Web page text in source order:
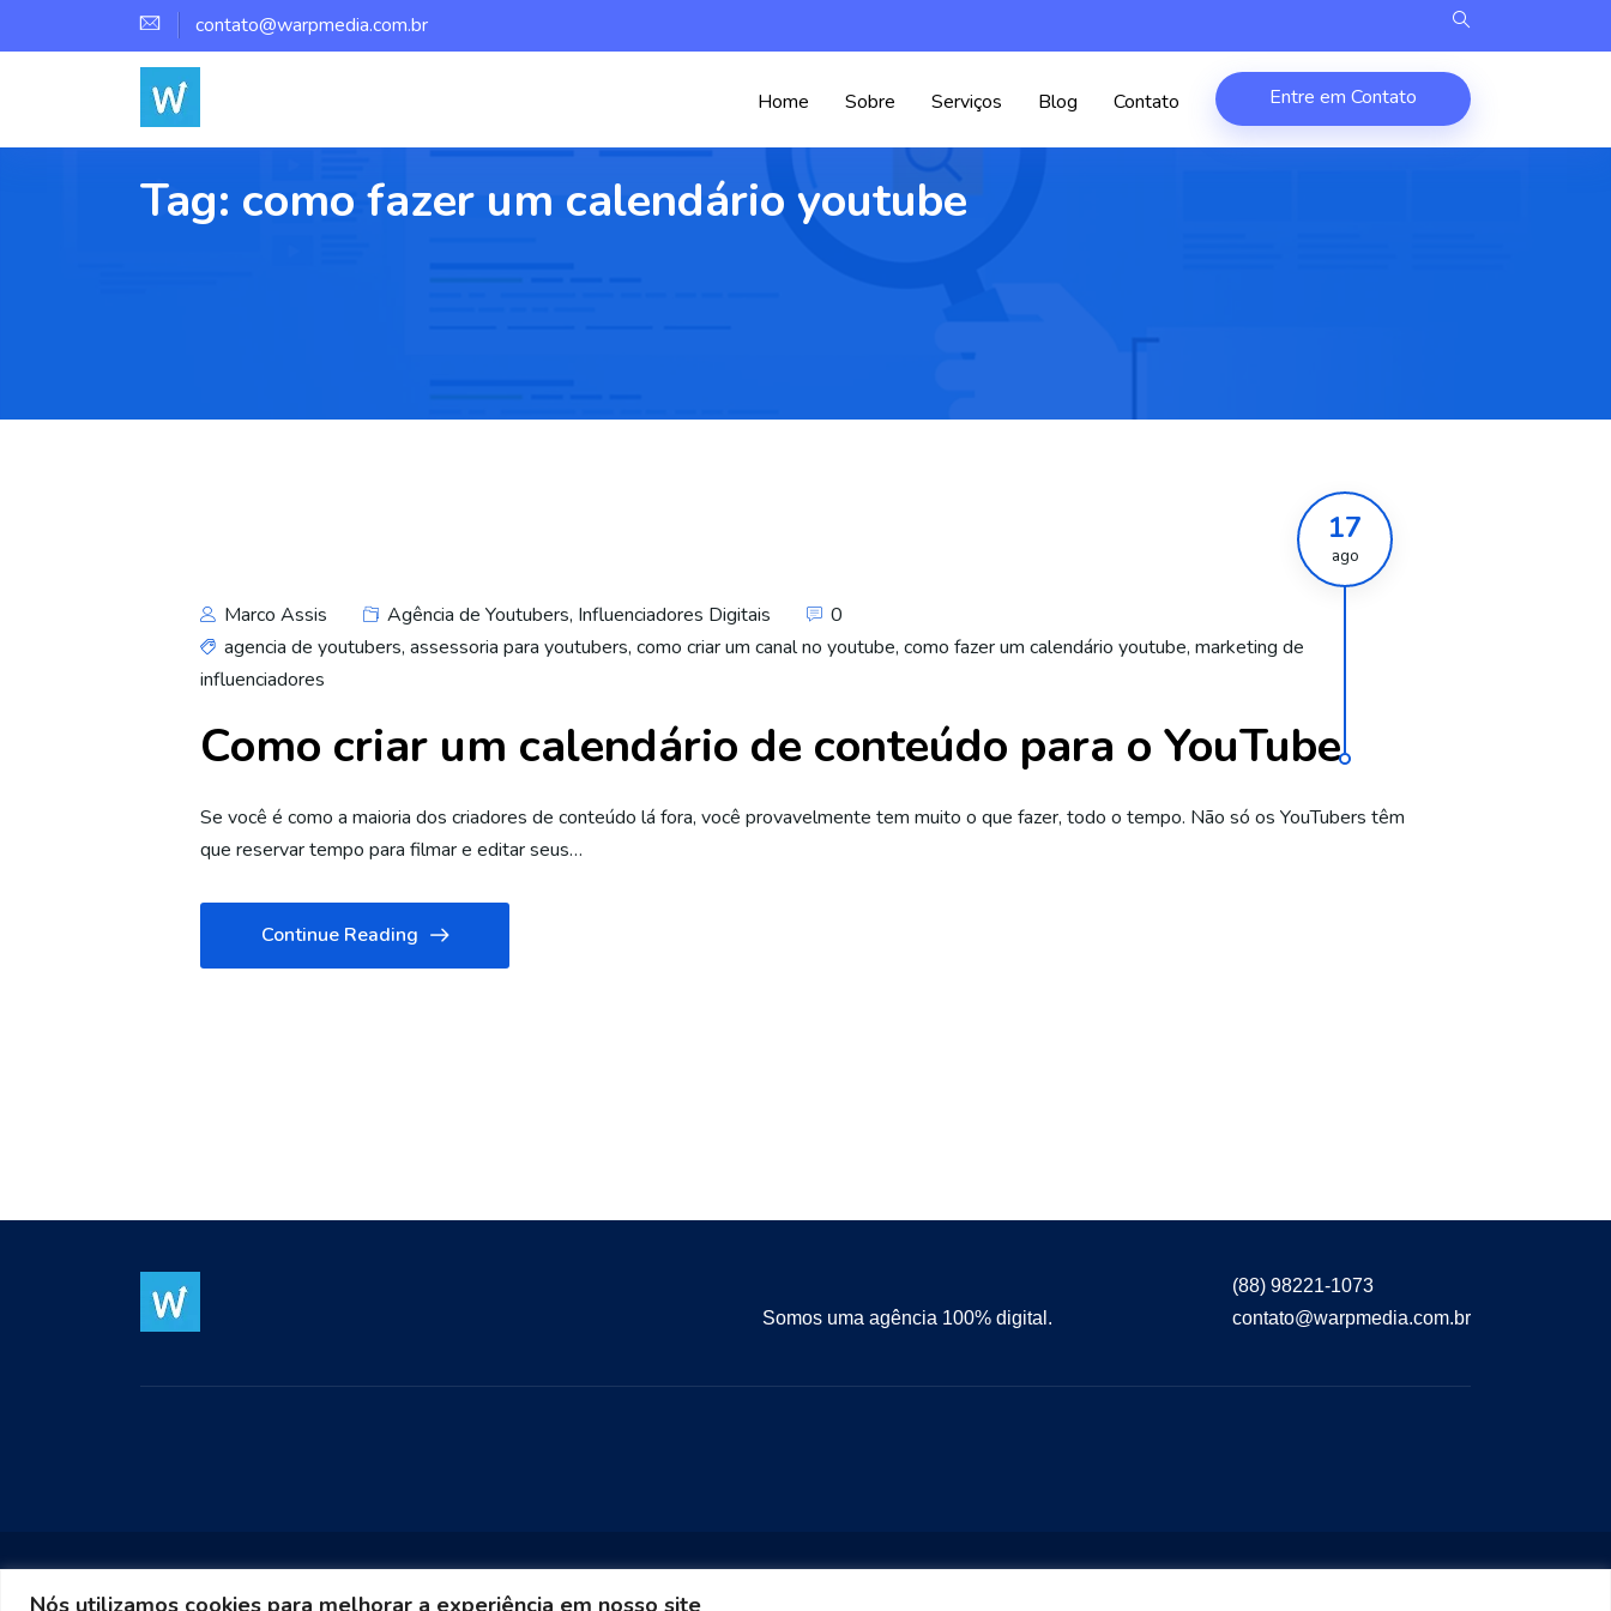
Nós utilizamos cookies para melhorar a experiência em nosso site
contato@warpmedia.com.br
Home Sobre Serviços Blog Contato Entre em Contato
Tag: como fazer um calendário youtube
Marco Assis Agência de Youtubers, Influenciadores Digitais 0
17
ago
agencia de youtubers, assessoria para youtubers, como criar um canal no youtube, como fazer um calendário youtube, marketing de
influenciadores
Como criar um calendário de conteúdo para o YouTube
Se você é como a maioria dos criadores de conteúdo lá fora, você provavelmente tem muito o que fazer, todo o tempo. Não só os YouTubers têm
que reservar tempo para filmar e editar seus…
Continue Reading
Somos uma agência 100% digital.
(88) 98221-1073
contato@warpmedia.com.br